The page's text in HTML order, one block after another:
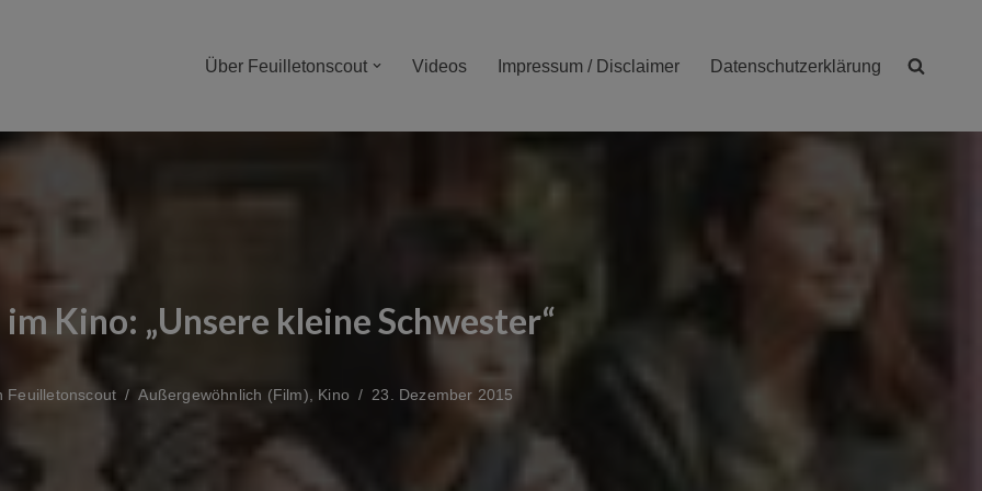
Über Feuilletonscout Videos Impressum / Disclaimer Datenschutzerklärung
im Kino: „Unsere kleine Schwester“
Feuilletonscout Außergewöhnlich (Film) Kino 23. Dezember 2015